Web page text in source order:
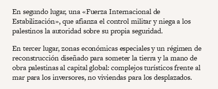
En segundo lugar, una «Fuerza Internacional de
Estabilización», que afianza el control militar y niega a los
palestinos la autoridad sobre su propia seguridad.
En tercer lugar, zonas económicas especiales y un régimen de
reconstrucción diseñado para someter la tierra y la mano de
obra palestinas al capital global: complejos turísticos frente al
mar para los inversores, no viviendas para los desplazados.